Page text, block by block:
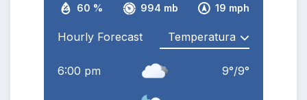
60 % 994 mb 19 mph
Hourly Forecast
6:00 pm 9°/9°